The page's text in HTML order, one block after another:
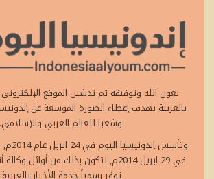
بعون الله وتوفيقه تم تدشين الموقع الإلكتروني
بالعربية بهدف إعطاء الصورة الموسعة عن
وشعبا للعالم العربي والإسلامي.
وتأسس
في 29 ابريل 2014م, لتكون بذلك من أوائل
توفر رسمياً خدمة الأخبار بالعربية.